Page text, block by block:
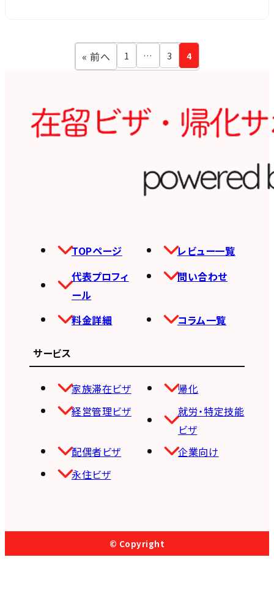
« 前へ 1 … 3 4
TOPページ
レビュー一覧
代表プロフィ
ール
問い合わせ
料金詳細 コラム一覧
サービス
家族滞在ビザ
帰化
経営管理ビザ
就労・特定技能
ビザ
配偶者ビザ
企業向け
永住ビザ
© Copyright